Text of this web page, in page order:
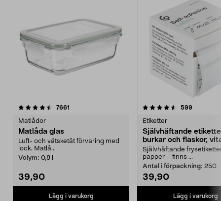
7661
Matlådor
Matlåda glas
Luft- och vätsketät förvaring med
lock. Matlå...
Volym: 0,8 l
39,90
Lägg i varukorg
4.5 av 5 stjärnor 599
Etiketter
Självhäftande
burkar och flaskor,
Självhäftande
papper – finns ...
Antal i förpackning: 250
39,90
Lägg i varukorg
4.5 av 5 stjärnor